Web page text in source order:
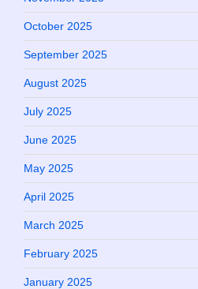
October 2025
September 2025
August 2025
July 2025
June 2025
May 2025
April 2025
March 2025
February 2025
January 2025